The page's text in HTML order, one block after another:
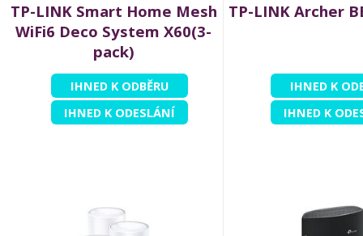
TP-LINK Smart Home Mesh
WiFi6 Deco System X60(3-
pack)
IHNED K ODBĚRU
IHNED K ODESLÁNÍ
TP-LINK Archer
IHNED K
IHNED K